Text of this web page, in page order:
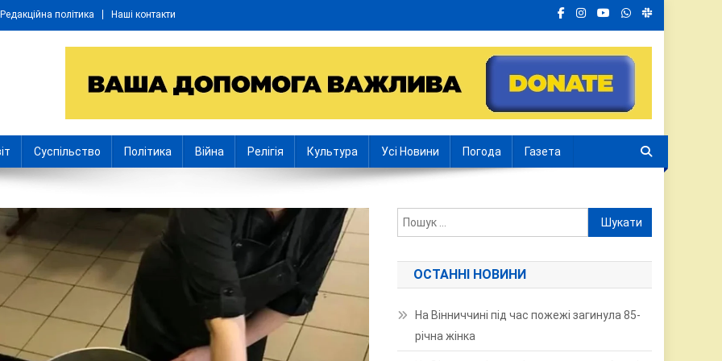
Редакційна політика Наші контакти
Суспільство Політика Війна Релігія Культура Усі Новини Погода Газета
Пошук:
ОСТАННІ НОВИНИ
На Вінниччині під час пожежі загинула 85-
річна жінка